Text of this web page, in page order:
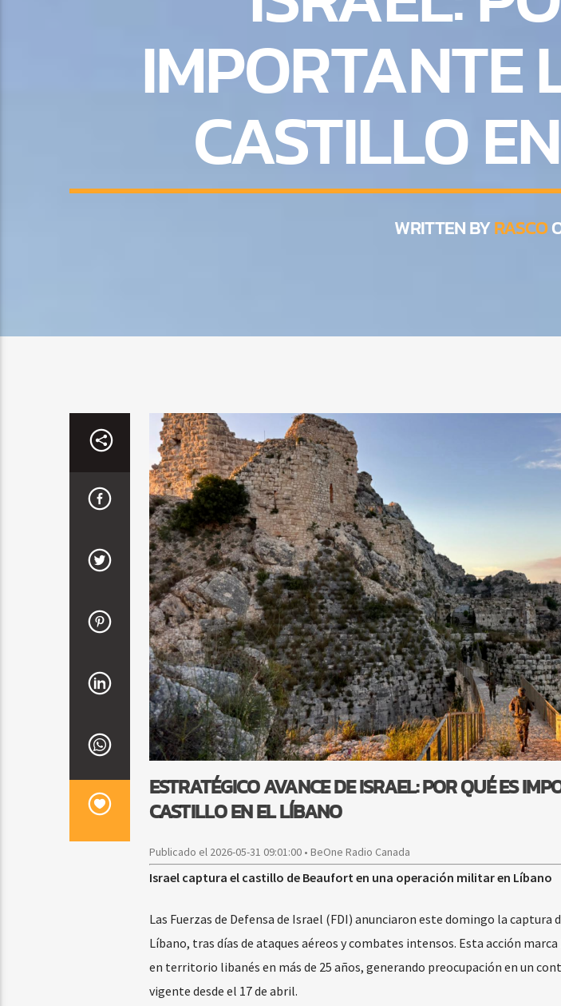
IMPORTANTE
CASTILLO
WRITTEN BYRASCO
ESTRATÉGICO AVANCE DE ISRAEL: POR QUÉ ES
CASTILLO EN EL LÍBANO
Publicado el 2026-05-31 09:01:00 • BeOne Radio Canada
Israel captura el castillo de Beaufort en una operación militar en Líbano
Las Fuerzas de Defensa de Israel (FDI) anunciaron este domingo la
Líbano, tras días de ataques aéreos y combates intensos. Esta acción
en territorio libanés en más de 25 años, generando preocupación en un
vigente desde el 17 de abril.